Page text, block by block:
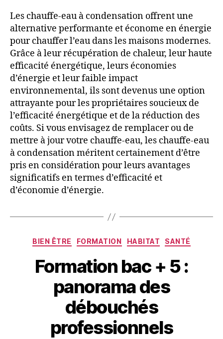
Les chauffe-eau à condensation offrent une
alternative performante et économe en énergie
pour chauffer l’eau dans les maisons modernes.
Grâce à leur récupération de chaleur, leur haute
efficacité énergétique, leurs économies
d’énergie et leur faible impact
environnemental, ils sont devenus une option
attrayante pour les propriétaires soucieux de
l’efficacité énergétique et de la réduction des
coûts. Si vous envisagez de remplacer ou de
mettre à jour votre chauffe-eau, les chauffe-eau
à condensation méritent certainement d’être
pris en considération pour leurs avantages
significatifs en termes d’efficacité et
d’économie d’énergie.
BIEN ÊTRE FORMATION HABITAT SANTÉ
Formation bac + 5 :
panorama des
débouchés
professionnels